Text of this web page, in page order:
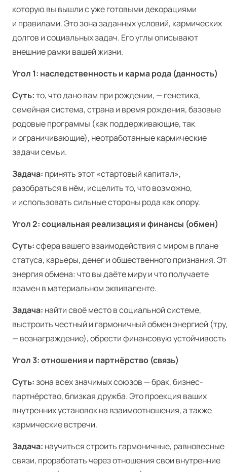
которую вы вышли с уже готовыми декорациями
и правилами. Это зона заданных условий, кармических
долгов и социальных задач. Его углы описывают
внешние рамки вашей жизни.
Угол 1: наследственность и карма рода (данность)
Суть:то, что дано вам при рождении, — генетика,
семейная система, страна и время рождения, базовые
родовые программы (как поддерживающие, так
и ограничивающие), неотработанные кармические
задачи семьи.
Задача: принять этот «стартовый капитал»,
разобраться в нём, исцелить то, что возможно,
и использовать сильные стороны рода как опору.
Угол 2: социальная реализация и финансы (обмен)
Суть:сфера вашего взаимодействия с миром в плане
статуса, карьеры, денег и общественного признания.
энергия обмена: что вы даёте миру и что получаете
взамен в материальном эквиваленте.
Задача: найти своё место в социальной системе,
выстроить честный и гармоничный обмен энергией
— вознаграждение), обрести финансовую
Угол 3: отношения и партнёрство (связь)
Суть:зона всех значимых союзов — брак, бизнес-
партнёрство, близкая дружба. Это проекция ваших
внутренних установок на взаимоотношения, а также
кармические встречи.
Задача: научиться строить гармоничные, равновесные
связи, проработать через отношения свои внутренние